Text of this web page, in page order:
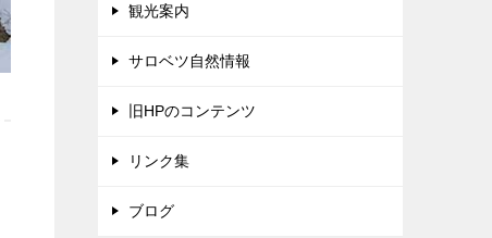
観光案内
サロベツ自然情報
旧HPのコンテンツ
リンク集
ブログ